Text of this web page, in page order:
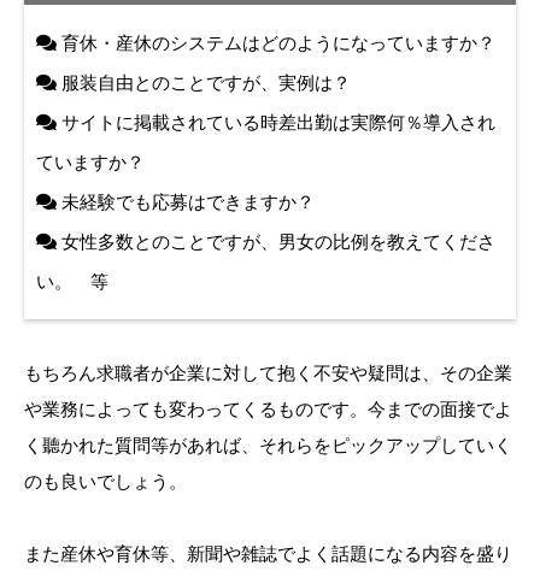
育休・産休のシステムはどのようになっていますか？
服装自由とのことですが、実例は？
サイトに掲載されている時差出勤は実際何％導入され
ていますか？
未経験でも応募はできますか？
女性多数とのことですが、男女の比例を教えてくださ
い。 等
もちろん求職者が企業に対して抱く不安や疑問は、その企業
や業務によっても変わってくるものです。今までの面接でよ
く聽かれた質問等があれば、それらをピックアップしていく
のも良いでしょう。
また産休や育休等、新聞や雑誌でよく話題になる内容を盛り